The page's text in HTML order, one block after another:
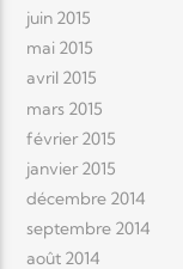
juin 2015
mai 2015
avril 2015
mars 2015
février 2015
janvier 2015
décembre 2014
septembre 2014
août 2014